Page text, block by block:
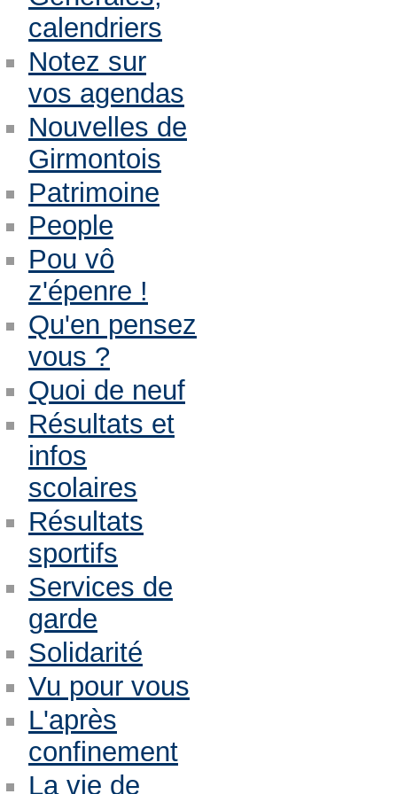
calendriers
Notez sur
vos agendas
Nouvelles de
Girmontois
Patrimoine
People
Pou vô
z'épenre !
Qu'en pensez
vous ?
Quoi de neuf
Résultats et
infos
scolaires
Résultats
sportifs
Services de
garde
Solidarité
Vu pour vous
L'après
confinement
La vie de